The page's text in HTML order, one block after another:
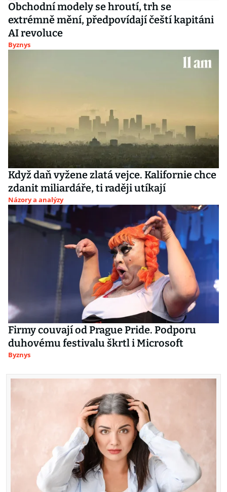
Obchodní modely se hroutí, trh se
extrémně mění, předpovídají čeští kapitáni
AI revoluce
Byznys
Když daň vyžene zlatá vejce. Kalifornie chce
zdanit miliardáře, ti raději utíkají
Názory a analýzy
Firmy couvají od Prague Pride. Podporu
duhovému festivalu škrtl i Microsoft
Byznys